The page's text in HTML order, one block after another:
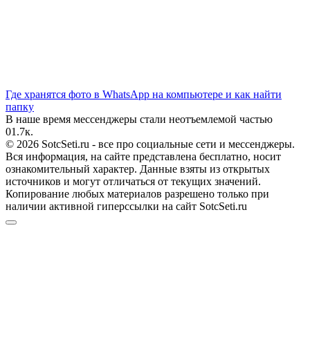
Где хранятся фото в WhatsApp на компьютере и как найти
папку
В наше время мессенджеры стали неотъемлемой частью
01.7к.
© 2026 SotcSeti.ru - все про социальные сети и мессенджеры.
Вся информация, на сайте представлена бесплатно, носит
ознакомительный характер. Данные взяты из открытых
источников и могут отличаться от текущих значений.
Копирование любых материалов разрешено только при
наличии активной гиперссылки на сайт SotcSeti.ru